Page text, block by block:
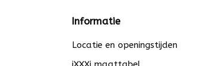
Informatie
Locatie en openingstijden